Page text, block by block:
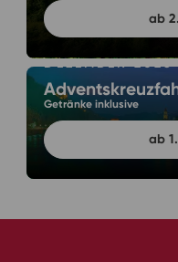
ab
DEZEMBER 2026
Getränke inklusive
ab